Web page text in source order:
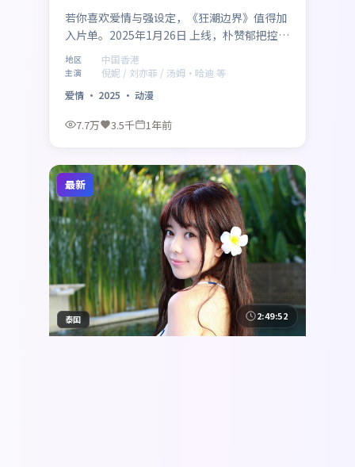
若你喜欢爱情与强设定，《狂潮边界》值得加
入片单。2025年1月26日 上线，朴赞郁把控整
体气质，倪妮、刘亦菲、汤姆·哈迪、邓超、
赵丽颖、赵涛组成跨代际阵容。影片在中国香
港语境下讨论家庭、正义与代价，留白处耐人
寻味。
地区 中国香港
主演
倪妮 / 刘亦菲 / 汤姆·哈迪 等
爱情 · 2025 · 动漫
7.7万 3.5千 1年前
最新
泰国 2:49:52